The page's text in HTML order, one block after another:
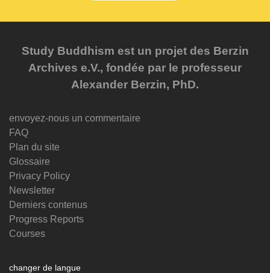
Study Buddhism est un projet des Berzin
Archives e.V., fondée par le professeur
Alexander Berzin, PhD.
envoyez-nous un commentaire
FAQ
Plan du site
Glossaire
Privacy Policy
Newsletter
Derniers contenus
Progress Reports
Courses
changer de langue